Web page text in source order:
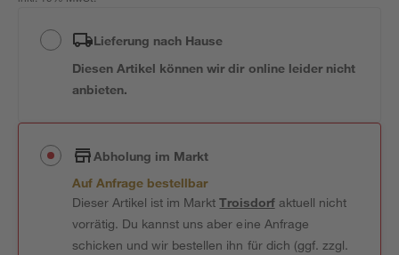
Lieferung nach Hause
Diesen Artikel können wir dir online leider nicht
anbieten.
Abholung im Markt
Auf Anfrage bestellbar
Dieser Artikel ist im MarktTroisdorfaktuell nicht
vorrätig. Du kannst uns aber eine Anfrage
schicken und wir bestellen ihn für dich (ggf. zzgl.